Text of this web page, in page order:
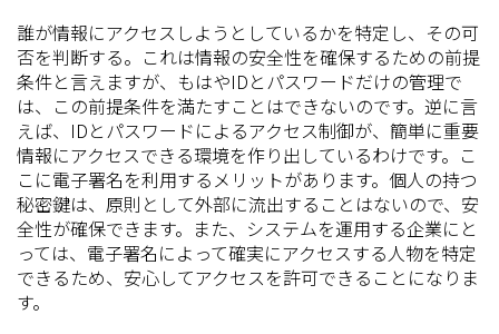
誰が情報にアクセスしようとしているかを特定し、その可
否を判断する。これは情報の安全性を確保するための前提
条件と言えますが、もはやIDとパスワードだけの管理で
は、この前提条件を満たすことはできないのです。逆に言
えば、IDとパスワードによるアクセス制御が、簡単に重要
情報にアクセスできる環境を作り出しているわけです。こ
こに電子署名を利用するメリットがあります。個人の持つ
秘密鍵は、原則として外部に流出することはないので、安
全性が確保できます。また、システムを運用する企業にと
っては、電子署名によって確実にアクセスする人物を特定
できるため、安心してアクセスを許可できることになりま
す。